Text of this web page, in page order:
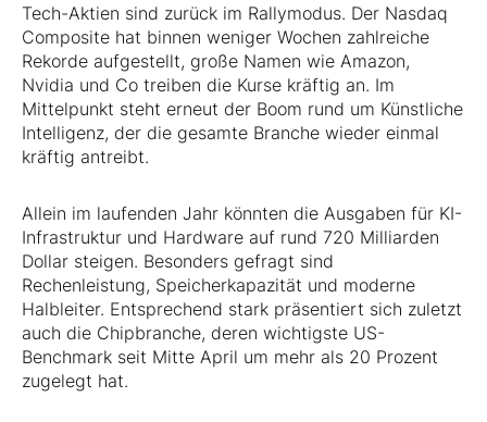
Tech-Aktien sind zurück im Rallymodus. Der Nasdaq
Composite hat binnen weniger Wochen zahlreiche
Rekorde aufgestellt, große Namen wie Amazon,
Nvidia und Co treiben die Kurse kräftig an. Im
Mittelpunkt steht erneut der Boom rund um Künstliche
Intelligenz, der die gesamte Branche wieder einmal
kräftig antreibt.
Allein im laufenden Jahr könnten die Ausgaben für KI-
Infrastruktur und Hardware auf rund 720 Milliarden
Dollar steigen. Besonders gefragt sind
Rechenleistung, Speicherkapazität und moderne
Halbleiter. Entsprechend stark präsentiert sich zuletzt
auch die Chipbranche, deren wichtigste US-
Benchmark seit Mitte April um mehr als 20 Prozent
zugelegt hat.